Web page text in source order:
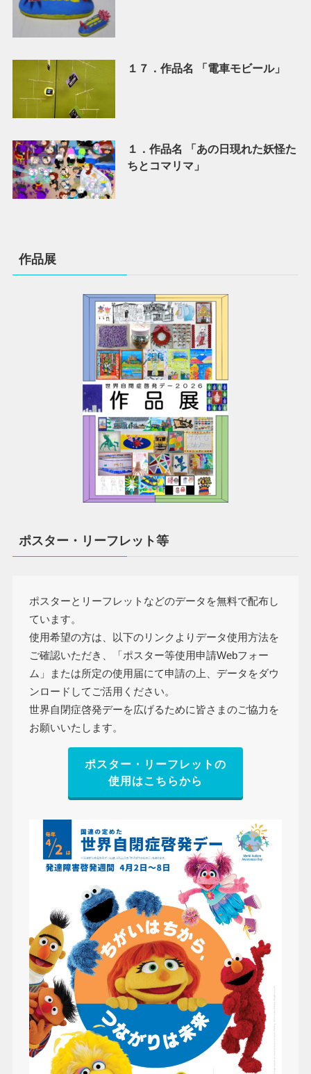
１７．作品名 「電車モビール」
１．作品名 「あの日現れた妖怪た
ちとコマリマ」
作品展
ポスター・リーフレット等
ポスターとリーフレットなどのデータを無料で配布し
ています。
使用希望の方は、以下のリンクよりデータ使用方法を
ご確認いただき、「ポスター等使用申請Webフォー
ム」または所定の使用届にて申請の上、データをダウ
ンロードしてご活用ください。
世界自閉症啓発デーを広げるために皆さまのご協力を
お願いいたします。
ポスター・リーフレットの
使用はこちらから